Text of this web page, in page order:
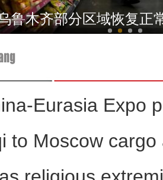
沙雅：生态治理科学引
鲁木齐部分区域恢复正
Eurasia Expo
to Moscow